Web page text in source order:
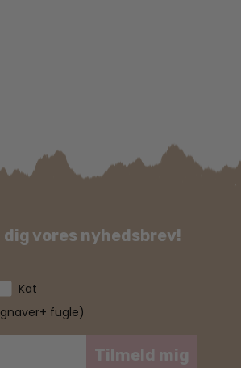
vores nyhedsbrev!
Kat
fugle)
Tilmeld mig